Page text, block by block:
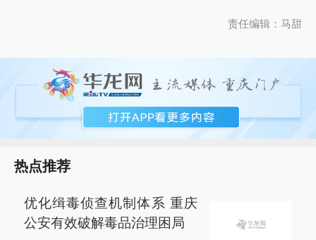
责任编辑：马甜
热点推荐
优化缉毒侦查机制体系 重庆
公安有效破解毒品治理困局